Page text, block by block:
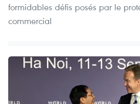
formidables défis posés par le
commercial